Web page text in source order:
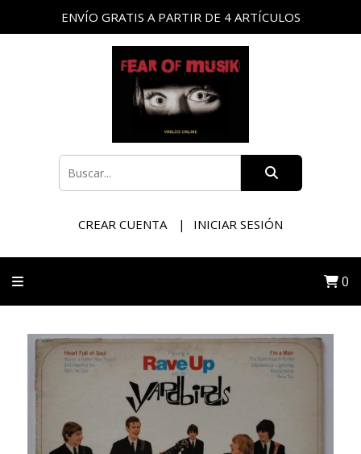
ENVÍO GRATIS A PARTIR DE 4 ARTÍCULOS
CREAR CUENTA INICIAR SESIÓN
0